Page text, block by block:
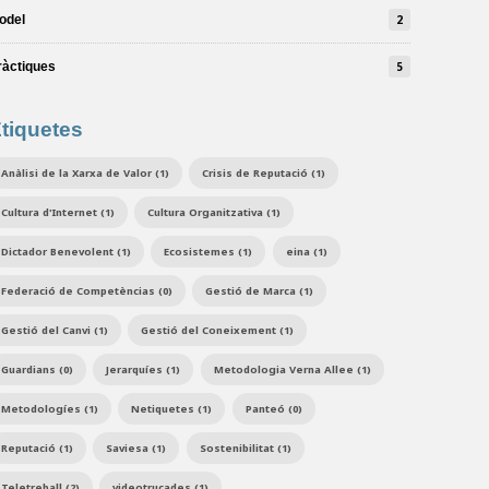
2
5
Anàlisi de la Xarxa de Valor (1) Crisis de Reputació (1)
Cultura d'Internet (1) Cultura Organitzativa (1)
Dictador Benevolent (1) Ecosistemes (1) eina (1)
Federació de Competèncias (0) Gestió de Marca (1)
Gestió del Canvi (1) Gestió del Coneixement (1)
Guardians (0) Jerarquíes (1) Metodologia Verna Allee (1)
Metodologíes (1) Netiquetes (1) Panteó (0)
Reputació (1) Saviesa (1) Sostenibilitat (1)